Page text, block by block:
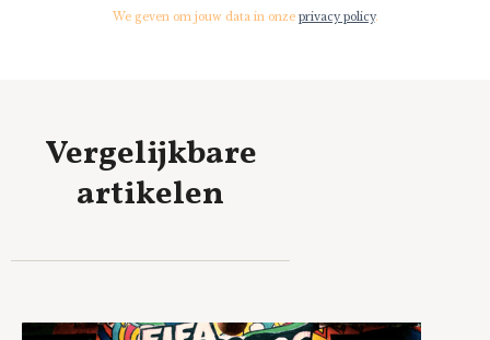
We geven om jouw data in onze privacy policy.
Vergelijkbare
artikelen